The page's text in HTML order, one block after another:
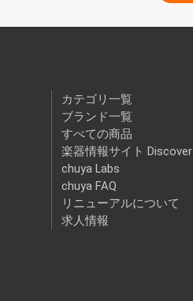
カテゴリ一覧
ブランド一覧
すべての商品
楽器情報サイト Discover
chuya Labs
chuya FAQ
リニューアルについて
求人情報